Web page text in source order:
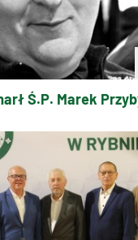
Ś.P. Marek